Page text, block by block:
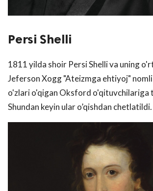
Persi Shelli
1811 yilda shoir Persi Shelli va uning
Jeferson Xogg "Ateizmga ehtiyoj"
o'zlari o'qigan Oksford o'qituvchilariga
Shundan keyin ular o’qishdan chetlatildi.